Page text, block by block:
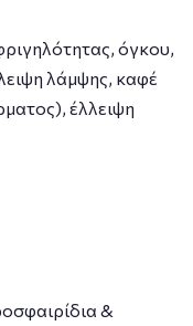
όγκου,
λάμψης, καφέ
έλλειψη
&